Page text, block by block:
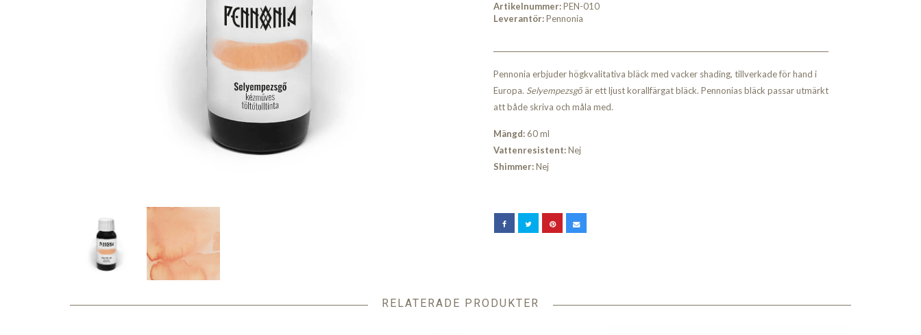
Artikelnummer:PEN-010
Leverantör:Pennonia
Pennonia erbjuder högkvalitativa bläck med vacker shading, tillverkade för hand i
Europa. Selyempezsgő är ett ljust korallfärgat bläck. Pennonias bläck passar utmärkt
att både skriva och måla med.
Mängd:60 ml
Vattenresistent:Nej
Shimmer:Nej
RELATERADE PRODUKTER